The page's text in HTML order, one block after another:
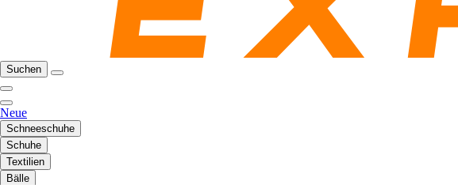
Suchen
Neue
Schneeschuhe
Schuhe
Textilien
Bälle